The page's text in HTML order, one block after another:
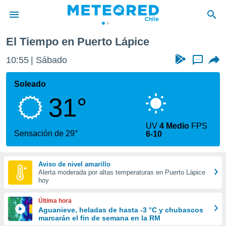
de
por
que se
calidad.
a este
las
y
forma
digital
basada
El Tiempo en Puerto Lápice
10:55 Sábado ...
Soleado
31°
Sensación de 29°
UV4 Medio FPS
6-10
Aviso de nivel amarillo
Alerta moderada por altas temperaturas en Puerto Lápice
hoy
Última hora
Aguanieve, heladas de hasta -3 °C y chubascos
marcarán el fin de semana en la RM